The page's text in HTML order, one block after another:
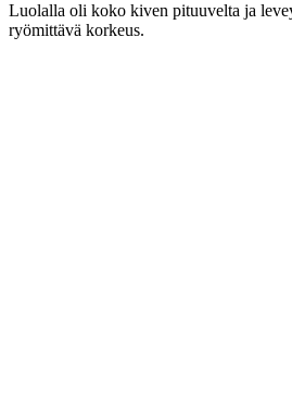
Luolalla oli koko kiven pituuvelta ja
ryömittävä korkeus.